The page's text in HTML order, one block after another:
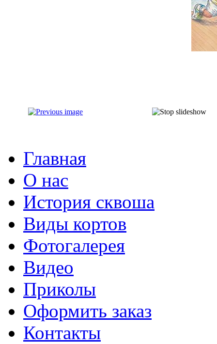
Главная
О нас
История сквоша
Виды кортов
Фотогалерея
Видео
Приколы
Оформить заказ
Контакты